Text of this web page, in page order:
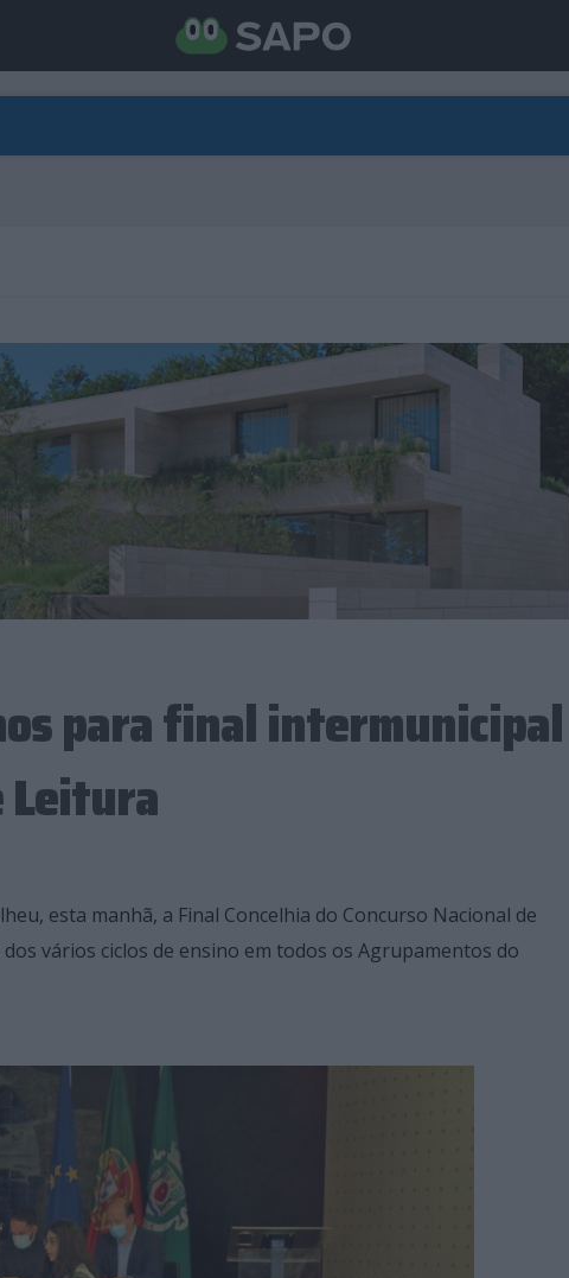
para final intermunicipal
Leitura
esta manhã, a Final Concelhia do Concurso Nacional de
vários ciclos de ensino em todos os Agrupamentos do